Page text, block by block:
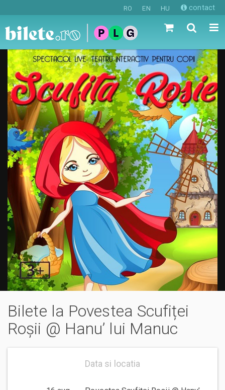
RO EN HU contact
Bilete la Povestea Scufiței
Roșii @ Hanu’ lui Manuc
Data si locatia